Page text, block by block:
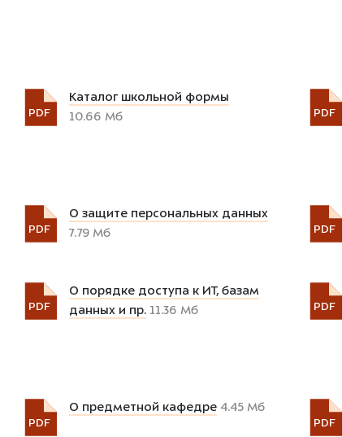
PDF
Каталог школьной формы
10.66 Мб
PDF
PDF
О защите персональных данных
7.79 Мб
PDF
PDF
О порядке доступа к ИТ, базам
данных и пр. 11.36 Мб PDF
PDF
О предметной кафедре 4.45 Мб
PDF